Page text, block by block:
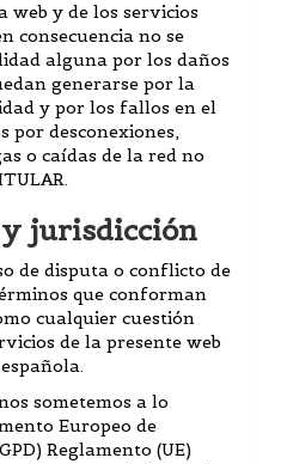
web y de los servicios
consecuencia no se
alguna por los daños
generarse por la
y por los fallos en el
por desconexiones,
o caídas de la red no
jurisdicción
de disputa o conflicto de
que conforman
cualquier cuestión
de la presente web
sometemos a lo
Europeo de
Reglamento (UE)